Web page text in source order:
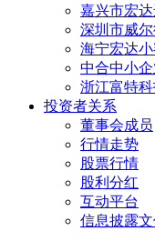
嘉兴市宏
深圳市威
海宁宏达
中合中小
浙江富特
投资者关系
董事会成员
行情走势
股票行情
股利分红
互动平台
信息披露